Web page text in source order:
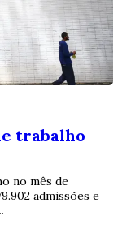
trabalho
no mês de
admissões e